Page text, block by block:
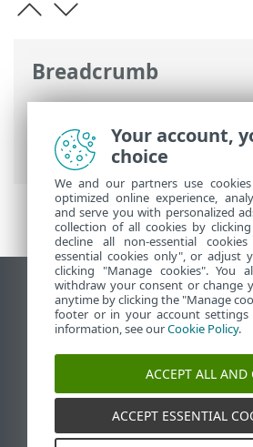
Breadcrumb
Ηλεκτρονική βοήθεια ESET
Password Manager>
Ξεκινώντας (επέκταση)
Προβολή ιστότοπου
End of Life
Γνωσιακή βάση ESET
Ομάδα συζήτησης ESET
ESET Status Portal
Τοπική υποστήριξη
Your account,
choice
We and our partners use
optimized online experience,
and serve you with personalized
collection of all cookies by
decline all non-essential
essential cookies only", or adjust
clicking "Manage cookies". You
withdraw your consent or change
anytime by clicking the "Manage
footer or in your account settings
information, see ourCookie Policy.
ACCEPT ALL AND
ACCEPT ESSENTIAL